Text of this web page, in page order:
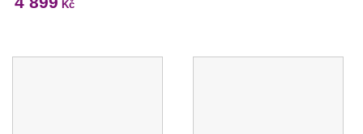
Kč